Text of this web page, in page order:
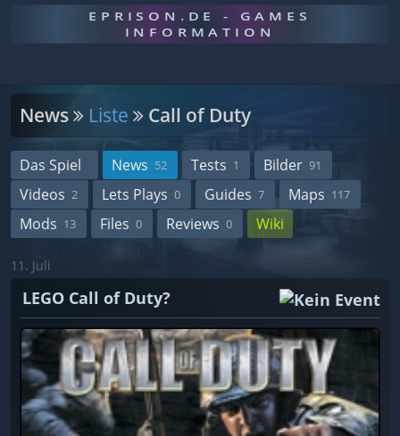
EPRISON.DE - GAMES
INFORMATION
News Liste Call of Duty
Das Spiel News 52 Tests 1 Bilder 91
Videos 2 Lets Plays 0 Guides 7 Maps 117
Mods 13 Files 0 Reviews 0 Wiki
11. Juli
LEGO Call of Duty?